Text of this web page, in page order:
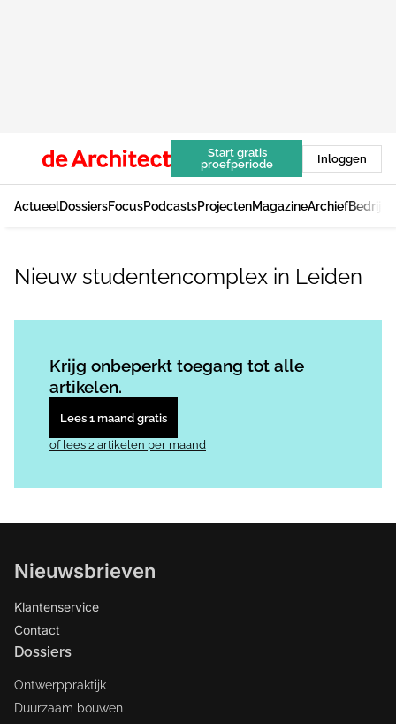
Start gratis
proefperiode
Inloggen
ActueelDossiersFocusPodcastsProjectenMagazineArchief
Nieuw studentencomplex in Leiden
Krijg onbeperkt toegang tot alle
artikelen.
Lees 1 maand gratis
of lees 2 artikelen per maand
Nieuwsbrieven
Klantenservice
Contact
Dossiers
Ontwerppraktijk
Duurzaam bouwen